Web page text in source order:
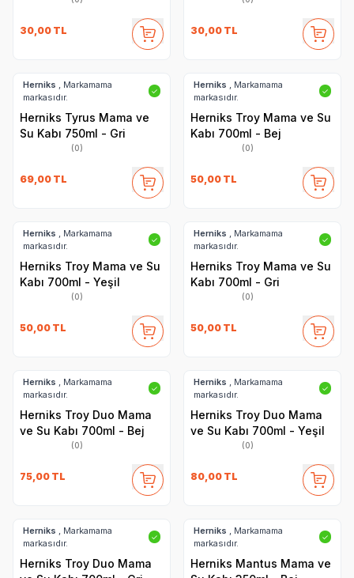
30,00 TL 30,00 TL
Herniks , Markamama
markasıdır.
✓
Herniks Tyrus Mama ve
Su Kabı 750ml - Gri
(0)
69,00 TL
Herniks , Markamama
markasıdır.
✓
Herniks Troy Mama ve Su
Kabı 700ml - Bej
(0)
50,00 TL
Herniks , Markamama
markasıdır.
✓
Herniks Troy Mama ve Su
Kabı 700ml - Yeşil
(0)
50,00 TL
Herniks , Markamama
markasıdır.
✓
Herniks Troy Mama ve Su
Kabı 700ml - Gri
(0)
50,00 TL
Herniks , Markamama
markasıdır.
✓
Herniks Troy Duo Mama
ve Su Kabı 700ml - Bej
(0)
75,00 TL
Herniks , Markamama
markasıdır.
✓
Herniks Troy Duo Mama
ve Su Kabı 700ml - Yeşil
(0)
80,00 TL
Herniks , Markamama
markasıdır.
✓
Herniks Troy Duo Mama
Herniks , Markamama
markasıdır.
✓
Herniks Mantus Mama ve